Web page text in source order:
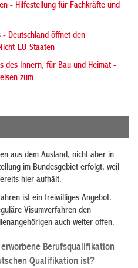
- Hilfestellung für Fachkräfte und
- Deutschland öffnet den
EU-Staaten
des Innern, für Bau und Heimat -
zum
aus dem Ausland, nicht aber in
im Bundesgebiet erfolgt, weil
hier aufhält.
ist ein freiwilliges Angebot.
Visumverfahren den
auch weiter offen.
Berufsqualifikation
Qualifikation ist?